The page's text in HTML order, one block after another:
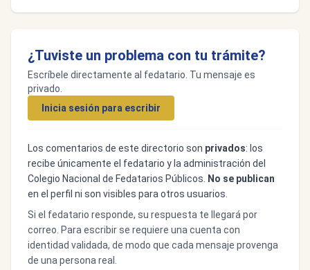
¿Tuviste un problema con tu trámite?
Escríbele directamente al fedatario. Tu mensaje es
privado.
Inicia sesión para escribir
Los comentarios de este directorio son privados: los
recibe únicamente el fedatario y la administración del
Colegio Nacional de Fedatarios Públicos.
No se publican
en el perfil ni son visibles para otros usuarios.
Si el fedatario responde, su respuesta te llegará por
correo. Para escribir se requiere una cuenta con
identidad validada, de modo que cada mensaje provenga
de una persona real.